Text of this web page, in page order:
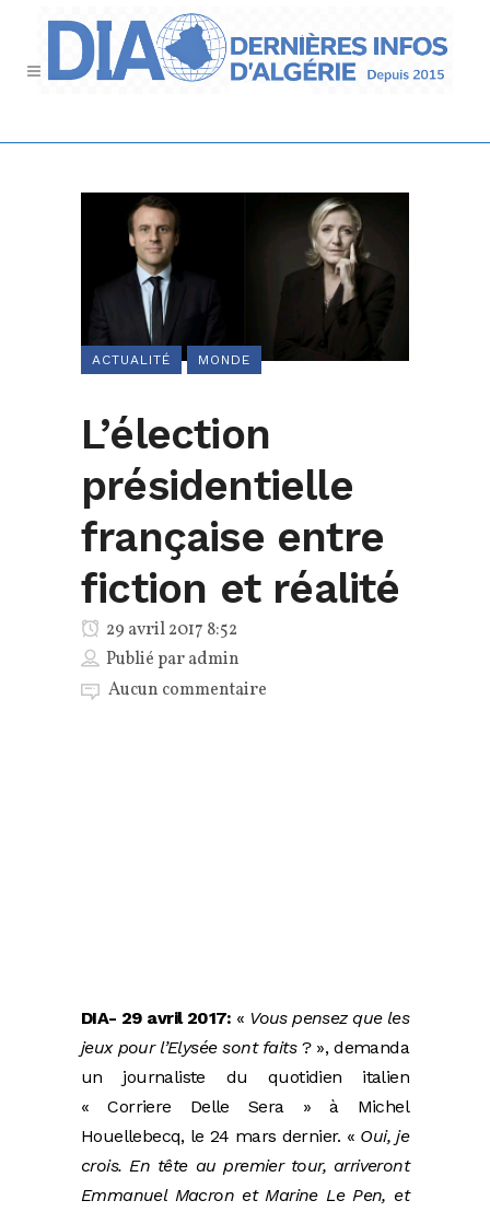
ACTUALITÉ MONDE
L’élection
présidentielle
française entre
fiction et réalité
29 avril 2017 8:52
Publié paradmin
Aucun commentaire
DIA- 29 avril 2017: « Vous pensez que les
jeux pour l’Elysée sont faits? », demanda
un journaliste du quotidien italien
« Corriere Delle Sera » à Michel
Houellebecq, le 24 mars dernier. « Oui, je
crois. En tête au premier tour, arriveront
Emmanuel Macron et Marine Le Pen, et